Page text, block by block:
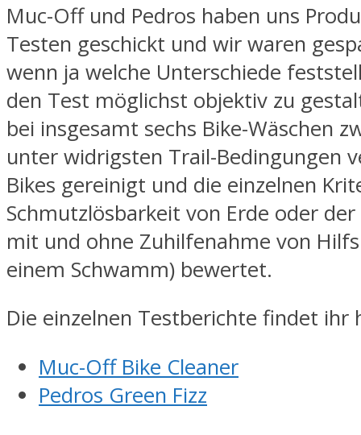
Muc-Off und Pedros haben uns
Testen geschickt und wir waren
wenn ja welche Unterschiede
den Test möglichst objektiv zu
bei insgesamt sechs Bike-Wäschen
unter widrigsten Trail-Bedingungen
Bikes gereinigt und die einzelnen
Schmutzlösbarkeit von Erde oder
mit und ohne Zuhilfenahme von
einem Schwamm) bewertet.
Die einzelnen Testberichte findet ihr
Muc-Off Bike Cleaner
Pedros Green Fizz